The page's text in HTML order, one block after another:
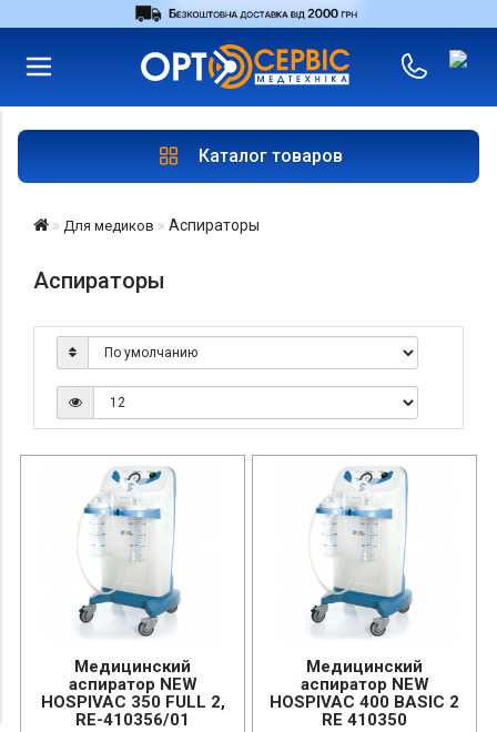
Магазины
UA Войти
Каталог товаров
Для медиков Аспираторы
Аспираторы
Медицинский
аспиратор NEW
HOSPIVAC 350 FULL 2,
RE-410356/01
Медицинский
аспиратор NEW
HOSPIVAC 400 BASIC 2
RE 410350